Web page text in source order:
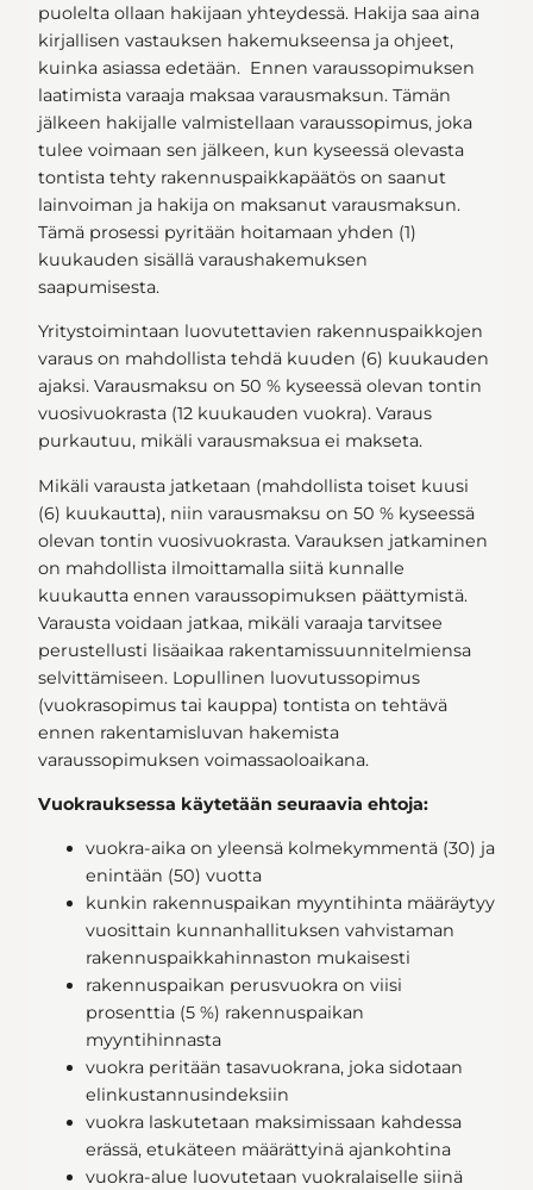
puolelta ollaan hakijaan yhteydessä. Hakija saa aina
kirjallisen vastauksen hakemukseensa ja ohjeet,
kuinka asiassa edetään. Ennen varaussopimuksen
laatimista varaaja maksaa varausmaksun. Tämän
jälkeen hakijalle valmistellaan varaussopimus, joka
tulee voimaan sen jälkeen, kun kyseessä olevasta
tontista tehty rakennuspaikkapäätös on saanut
lainvoiman ja hakija on maksanut varausmaksun.
Tämä prosessi pyritään hoitamaan yhden (1)
kuukauden sisällä varaushakemuksen
saapumisesta.
Yritystoimintaan luovutettavien rakennuspaikkojen
varaus on mahdollista tehdä kuuden (6) kuukauden
ajaksi. Varausmaksu on 50 % kyseessä olevan tontin
vuosivuokrasta (12 kuukauden vuokra). Varaus
purkautuu, mikäli varausmaksua ei makseta.
Mikäli varausta jatketaan (mahdollista toiset kuusi
(6) kuukautta), niin varausmaksu on 50 % kyseessä
olevan tontin vuosivuokrasta. Varauksen jatkaminen
on mahdollista ilmoittamalla siitä kunnalle
kuukautta ennen varaussopimuksen päättymistä.
Varausta voidaan jatkaa, mikäli varaaja tarvitsee
perustellusti lisäaikaa rakentamissuunnitelmiensa
selvittämiseen. Lopullinen luovutussopimus
(vuokrasopimus tai kauppa) tontista on tehtävä
ennen rakentamisluvan hakemista
varaussopimuksen voimassaoloaikana.
Vuokrauksessa käytetään seuraavia ehtoja:
vuokra-aika on yleensä kolmekymmentä (30) ja
enintään (50) vuotta
kunkin rakennuspaikan myyntihinta määräytyy
vuosittain kunnanhallituksen vahvistaman
rakennuspaikkahinnaston mukaisesti
rakennuspaikan perusvuokra on viisi
prosenttia (5 %) rakennuspaikan
myyntihinnasta
vuokra peritään tasavuokrana, joka sidotaan
elinkustannusindeksiin
vuokra laskutetaan maksimissaan kahdessa
erässä, etukäteen määrättyinä ajankohtina
vuokra-alue luovutetaan vuokralaiselle siinä